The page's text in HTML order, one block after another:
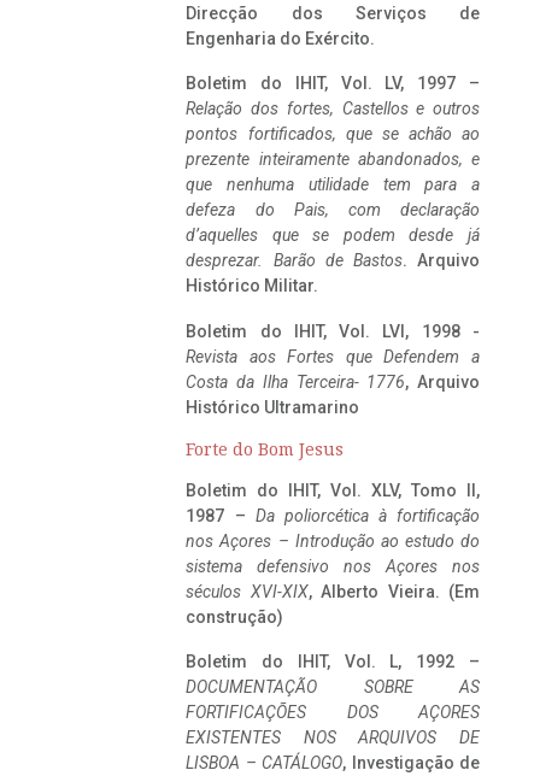
Direcção dos Serviços de
Engenharia do Exército.
Boletim do IHIT, Vol. LV, 1997 –
Relação dos fortes, Castellos e outros
pontos fortificados, que se achão ao
prezente inteiramente abandonados, e
que nenhuma utilidade tem para a
defeza do Pais, com declaração
d’aquelles que se podem desde já
desprezar. Barão de Bastos. Arquivo
Histórico Militar.
Boletim do IHIT, Vol. LVI, 1998 -
Revista aos Fortes que Defendem a
Costa da Ilha Terceira- 1776, Arquivo
Histórico Ultramarino
Forte do Bom Jesus
Boletim do IHIT, Vol. XLV, Tomo II,
1987 – Da poliorcética à fortificação
nos Açores – Introdução ao estudo do
sistema defensivo nos Açores nos
séculos XVI-XIX, Alberto Vieira. (Em
construção)
Boletim do IHIT, Vol. L, 1992 –
DOCUMENTAÇÃO SOBRE AS
FORTIFICAÇÕES DOS AÇORES
EXISTENTES NOS ARQUIVOS DE
LISBOA – CATÁLOGO, Investigação de